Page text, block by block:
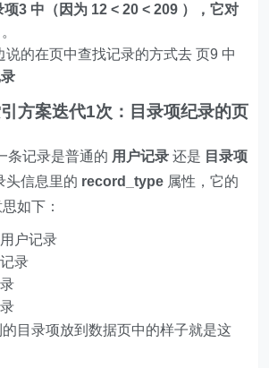
项3 中（因为 12 < 20 < 209 ），它对
。
说的在页中查找记录的方式去 页9 中
方案迭代1次：目录项纪录的页
条记录是普通的 用户记录 还是 目录项
头信息里的 record_type 属性，它的
如下：
户记录
录
目录项放到数据页中的样子就是这